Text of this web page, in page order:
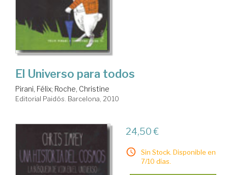
El Universo para todos
Pirani, Félix; Roche, Christine
Editorial Paidós. Barcelona, 2010
24,50 €
Sin Stock. Disponible en
7/10 días.